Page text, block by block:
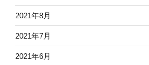
2021年8月
2021年7月
2021年6月